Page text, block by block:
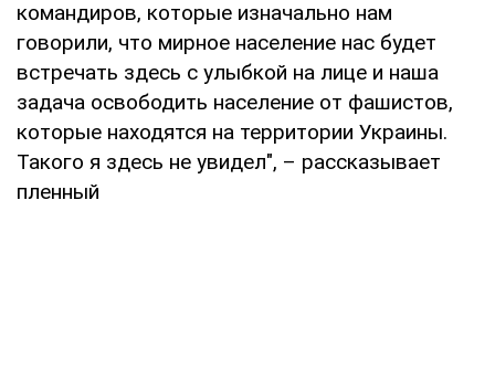
командиров, которые изначально нам
говорили, что мирное население нас будет
встречать здесь с улыбкой на лице и наша
задача освободить население от фашистов,
которые находятся на территории Украины.
Такого я здесь не увидел", – рассказывает
пленный